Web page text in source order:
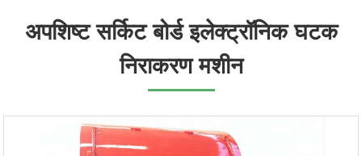
अपशिष्ट सर्किट बोर्ड इलेक्ट्रॉनिक घटक
निराकरण मशीन